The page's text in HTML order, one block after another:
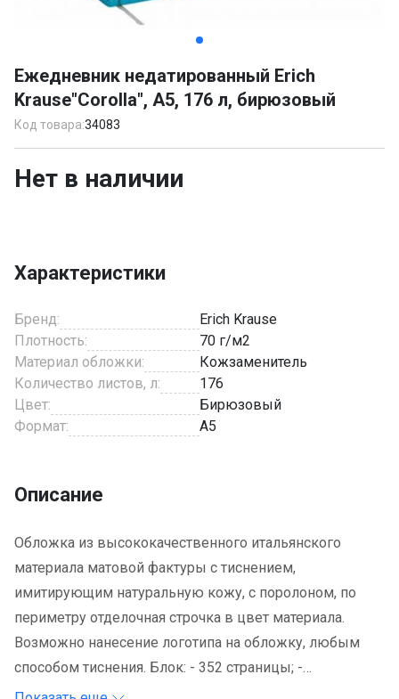
of
3
Ежедневник недатированный Erich
Krause"Corolla", А5, 176 л, бирюзовый
Код товара:34083
Нет в наличии
Характеристики
Бренд:
Erich Krause
Плотность:
70 г/м2
Материал обложки:
Кожзаменитель
Количество листов, л:
176
Цвет:
Бирюзовый
Формат:
A5
Описание
Обложка из высококачественного итальянского
материала матовой фактуры с тиснением,
имитирующим натуральную кожу, с поролоном, по
периметру отделочная строчка в цвет материала.
Возможно нанесение логотипа на обложку, любым
способом тиснения. Блок: - 352 страницы; -
тонированная бумага 70 г/кв.м; - печать в 2 краски; -